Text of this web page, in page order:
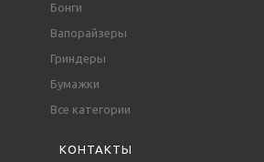
Бонги
Вапорайзеры
Гриндеры
Бумажки
Все категории
КОНТАКТЫ